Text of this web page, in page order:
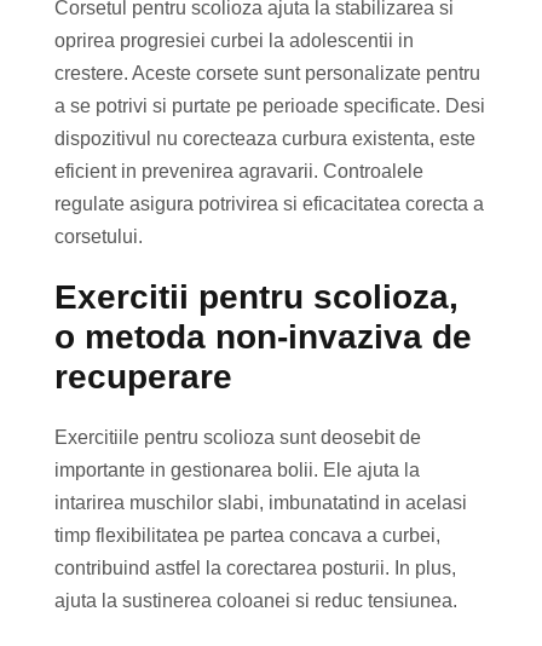
Corsetul pentru scolioza ajuta la stabilizarea si
oprirea progresiei curbei la adolescentii in
crestere. Aceste corsete sunt personalizate pentru
a se potrivi si purtate pe perioade specificate. Desi
dispozitivul nu corecteaza curbura existenta, este
eficient in prevenirea agravarii. Controalele
regulate asigura potrivirea si eficacitatea corecta a
corsetului.
Exercitii pentru scolioza,
o metoda non-invaziva de
recuperare
Exercitiile pentru scolioza sunt deosebit de
importante in gestionarea bolii. Ele ajuta la
intarirea muschilor slabi, imbunatatind in acelasi
timp flexibilitatea pe partea concava a curbei,
contribuind astfel la corectarea posturii. In plus,
ajuta la sustinerea coloanei si reduc tensiunea.